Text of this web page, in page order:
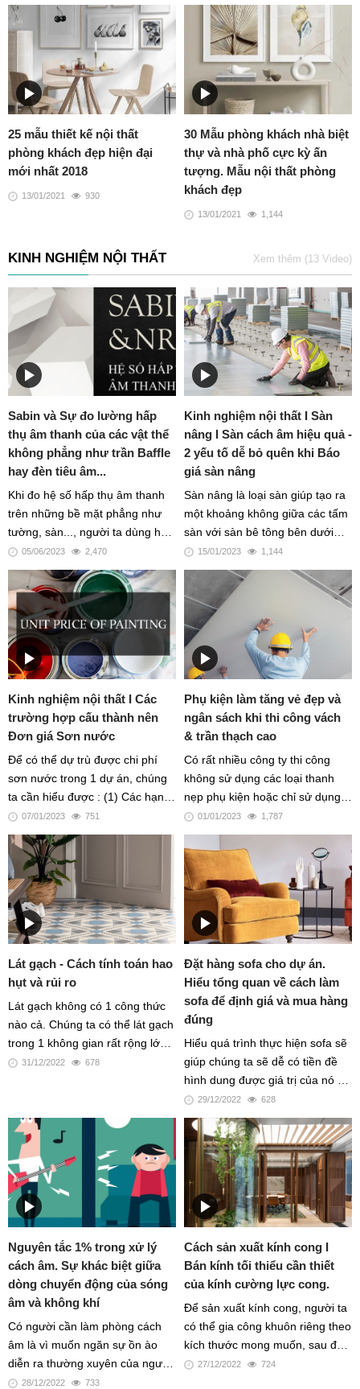
Nguồn : Interesting Engineering
(Phụ đề vnexpress)
25 mẫu thiết kế nội thất
phòng khách đẹp hiện đại
mới nhất 2018
13/01/2021 930
30 Mẫu phòng khách nhà biệt
thự và nhà phố cực kỳ ấn
tượng. Mẫu nội thất phòng
khách đẹp
13/01/2021 1,144
KINH NGHIỆM NỘI THẤT Xem thêm (13 Video)
Sabin và Sự đo lường hấp
thụ âm thanh của các vật thể
không phẳng như trần Baffle
hay đèn tiêu âm...
Khi đo hệ số hấp thụ âm thanh
trên những bề mặt phẳng như
tường, sàn..., người ta dùng hệ
số NRC (noise reduction
coefficient). Tuy nhiên, để đo
lường sự hấp thụ âm thanh trên
các bề mặt không phẳng, gồ
ghề, 3 chiều như hệ trần tiêu âm
Baffle, các tấm trần canopy treo
rải rác, các loại đèn tiêu âm
hoặc tấm ốp tiêu âm 3D cho
tường, người ta cần dùng
Sabin. Nếu bạn có yêu cầu gì,
vui lòng liên hệ chúng tôi qua
email: hi@pcoustic.com
05/06/2023 2,470
Kinh nghiệm nội thất I Sàn
nâng I Sàn cách âm hiệu quả -
2 yếu tố dễ bỏ quên khi Báo
giá sàn nâng
Sàn nâng là loại sàn giúp tạo ra
một khoảng không giữa các tấm
sàn với sàn bê tông bên dưới
nhờ hệ thống chân đế. Những
tấm sàn này có thể tùy chọn
được vật liệu bề mặt hay vật liệu
lõi. Tức người dùng có thể tùy
vào mục đích sử dụng mà chọn
loại tấm sàn sao cho phù hợp
nhất.
15/01/2023 1,144
Kinh nghiệm nội thất I Các
trường hợp cấu thành nên
Đơn giá Sơn nước
Để có thể dự trù được chi phí
sơn nước trong 1 dự án, chúng
ta cần hiểu được : (1) Các hạng
mục cấu thành nên giá sơn
nước, (2) đồng thời đánh giá
xem từng hạng mục sơn đang
rơi vào trường hợp nào.
07/01/2023 751
Phụ kiện làm tăng vẻ đẹp và
ngân sách khi thi công vách
& trần thạch cao
Có rất nhiều công ty thi công
không sử dụng các loại thanh
nẹp phụ kiện hoặc chỉ sử dụng 1
phần, nhằm vào các dự án có
yêu cầu thẩm mỹ và ngân sách
đầu tư thấp, hoặc các công trình
không cần độ bền lâu dài.
01/01/2023 1,787
Lát gạch - Cách tính toán hao
hụt và rủi ro
Lát gạch không có 1 công thức
nào cả. Chúng ta có thể lát gạch
trong 1 không gian rất rộng lớn,
hoặc trong 1 căn phòng rất nhỏ,
không cân đối, hoặc có thể phải
lát gạch trong 2 căn phòng liền
kề nhau cùng 1 lúc. Đó là lý do
tại sao mỗi công việc lát gạch
đều là customize và không có
công thức nhất địnhh
31/12/2022 678
Đặt hàng sofa cho dự án.
Hiểu tổng quan về cách làm
sofa để định giá và mua hàng
đúng
Hiểu quá trình thực hiện sofa sẽ
giúp chúng ta sẽ dễ có tiền đề
hình dung được giá trị của nó và
thực hiện việc mua hàng, đặt
hàng tốt nhất cho dự án
29/12/2022 628
Nguyên tắc 1% trong xử lý
cách âm. Sự khác biệt giữa
dòng chuyển động của sóng
âm và không khí
Có người cần làm phòng cách
âm là vì muốn ngăn sự ồn ào
diễn ra thường xuyên của người
hàng xóm. Cũng có người khác
28/12/2022 733
Cách sản xuất kính cong I
Bán kính tối thiểu cần thiết
của kính cường lực cong.
Để sản xuất kính cong, người ta
có thể gia công khuôn riêng theo
kích thước mong muốn, sau đó
làm nóng khuôn ở nhiệt độ trên
27/12/2022 724